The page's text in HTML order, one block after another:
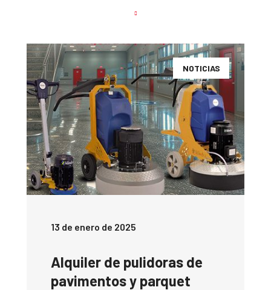
NOTICIAS
13 de enero de 2025
Alquiler de pulidoras de
pavimentos y parquet